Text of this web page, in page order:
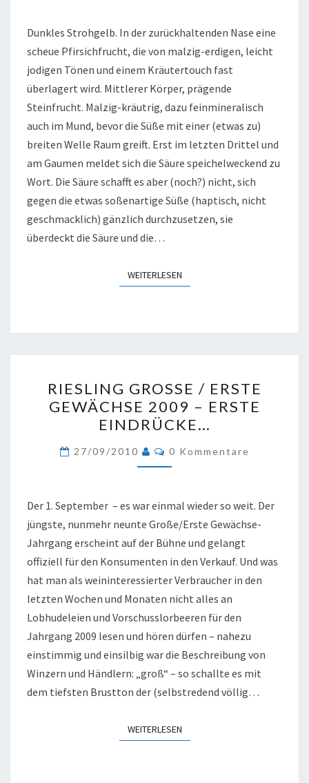
NR.
23,
2007
Dunkles Strohgelb. In der zurückhaltenden Nase eine
scheue Pfirsichfrucht, die von malzig-erdigen, leicht
jodigen Tönen und einem Kräutertouch fast
überlagert wird. Mittlerer Körper, prägende
Steinfrucht. Malzig-kräutrig, dazu feinmineralisch
auch im Mund, bevor die Süße mit einer (etwas zu)
breiten Welle Raum greift. Erst im letzten Drittel und
am Gaumen meldet sich die Säure speichelweckend zu
Wort. Die Säure schafft es aber (noch?) nicht, sich
gegen die etwas soßenartige Süße (haptisch, nicht
geschmacklich) gänzlich durchzusetzen, sie
überdeckt die Säure und die…
WEITERLESENWEITERLESEN
GROSSE /
E
RSTE G
EWÄCHSE 2
009 –
RSTE E
INDRÜCKE…
RIESLING GROSSE / ERSTE G
EWÄCHSE 2009 – ERSTE E
INDRÜCKE…
27/09/2010 Kommentare
0 Kommentare
Der 1. September – es war einmal wieder so weit. Der
jüngste, nunmehr neunte Große/Erste Gewächse-
Jahrgang erscheint auf der Bühne und gelangt
offiziell für den Konsumenten in den Verkauf. Und was
hat man als weininteressierter Verbraucher in den
letzten Wochen und Monaten nicht alles an
Lobhudeleien und Vorschusslorbeeren für den
Jahrgang 2009 lesen und hören dürfen – nahezu
einstimmig und einsilbig war die Beschreibung von
Winzern und Händlern: „groß“ – so schallte es mit
dem tiefsten Brustton der (selbstredend völlig…
WEITERLESENWEITERLESEN